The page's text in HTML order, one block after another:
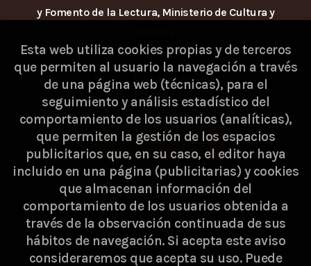
y Fomento de la Lectura, Ministerio de Cultura y
Esta web utiliza cookies propias y de terceros
que permiten al usuario la navegación a través
de una página web (técnicas), para el
seguimiento y análisis estadístico del
comportamiento de los usuarios (analíticas),
que permiten la gestión de los espacios
publicitarios que, en su caso, el editor haya
incluido en una página (publicitarias) y cookies
que almacenan información del
comportamiento de los usuarios obtenida a
través de la observación continuada de sus
hábitos de navegación. Si acepta este aviso
consideraremos que acepta su uso. Puede